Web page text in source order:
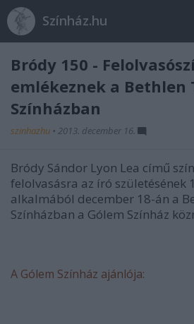
Színház.hu
Bródy 150 -
emlékeznek a Bethlen
Színházban
szinhazhu • 2013. december 16.
Bródy Sándor Lyon Lea című
felolvasásra az író születésének
alkalmából december 18-án a
Színházban a Gólem Színház
A Gólem Színház ajánlója: